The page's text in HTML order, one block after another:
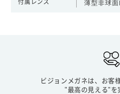
付属レンズ 薄型非球
ビジョンメガネは、お客
"最高の見える"を